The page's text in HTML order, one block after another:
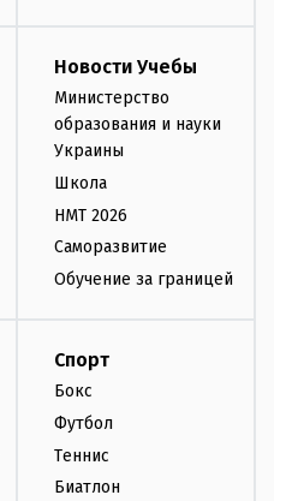
Новости Учебы
Министерство
образования и науки
Украины
Школа
НМТ 2026
Саморазвитие
Обучение за границей
Спорт
Бокс
Футбол
Теннис
Биатлон